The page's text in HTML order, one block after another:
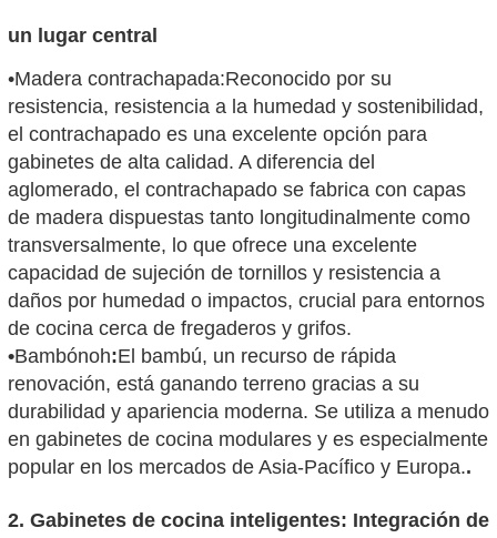
un lugar central
•Madera contrachapada:Reconocido por su
resistencia, resistencia a la humedad y sostenibilidad,
el contrachapado es una excelente opción para
gabinetes de alta calidad. A diferencia del
aglomerado, el contrachapado se fabrica con capas
de madera dispuestas tanto longitudinalmente como
transversalmente, lo que ofrece una excelente
capacidad de sujeción de tornillos y resistencia a
daños por humedad o impactos, crucial para entornos
de cocina cerca de fregaderos y grifos.
•Bambónoh:El bambú, un recurso de rápida
renovación, está ganando terreno gracias a su
durabilidad y apariencia moderna. Se utiliza a menudo
en gabinetes de cocina modulares y es especialmente
popular en los mercados de Asia-Pacífico y Europa..
2. Gabinetes de cocina inteligentes: Integración de